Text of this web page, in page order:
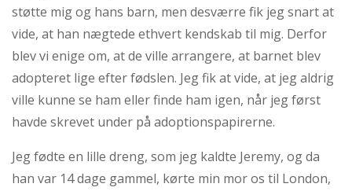
støtte mig og hans barn, men desværre fik jeg snart at
vide, at han nægtede ethvert kendskab til mig. Derfor
blev vi enige om, at de ville arrangere, at barnet blev
adopteret lige efter fødslen. Jeg fik at vide, at jeg aldrig
ville kunne se ham eller finde ham igen, når jeg først
havde skrevet under på adoptionspapirerne.
Jeg fødte en lille dreng, som jeg kaldte Jeremy, og da
han var 14 dage gammel, kørte min mor os til London,